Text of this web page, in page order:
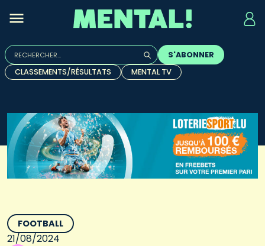
Rechercher :
Quand les résultats de l'auto-complétion sont
S'ABONNER
CLASSEMENTS/RÉSULTATS
MENTAL TV
FOOTBALL
21/08/2024